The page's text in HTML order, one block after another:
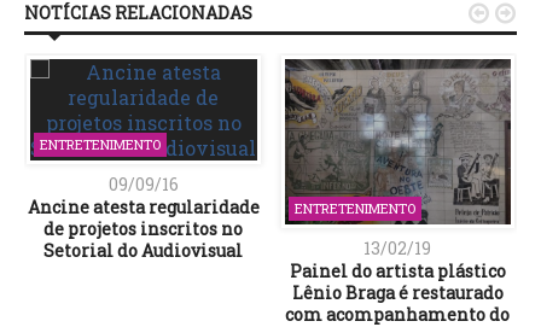
NOTÍCIAS RELACIONADAS
ENTRETENIMENTO
09/09/16
Ancine atesta regularidade
de projetos inscritos no
Setorial do Audiovisual
ENTRETENIMENTO
13/02/19
Painel do artista plástico
Lênio Braga é restaurado
com acompanhamento do
 